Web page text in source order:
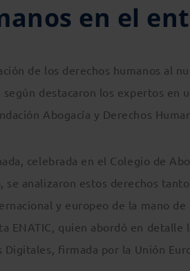
en el
de los derechos humanos al
destacaron los expertos en
Abogacía y Derechos
celebrada en el Colegio de
se analizaron estos derechos
y europeo de la mano de
ENATIC, quien abordó en detalle
Digitales, firmada por la Unión